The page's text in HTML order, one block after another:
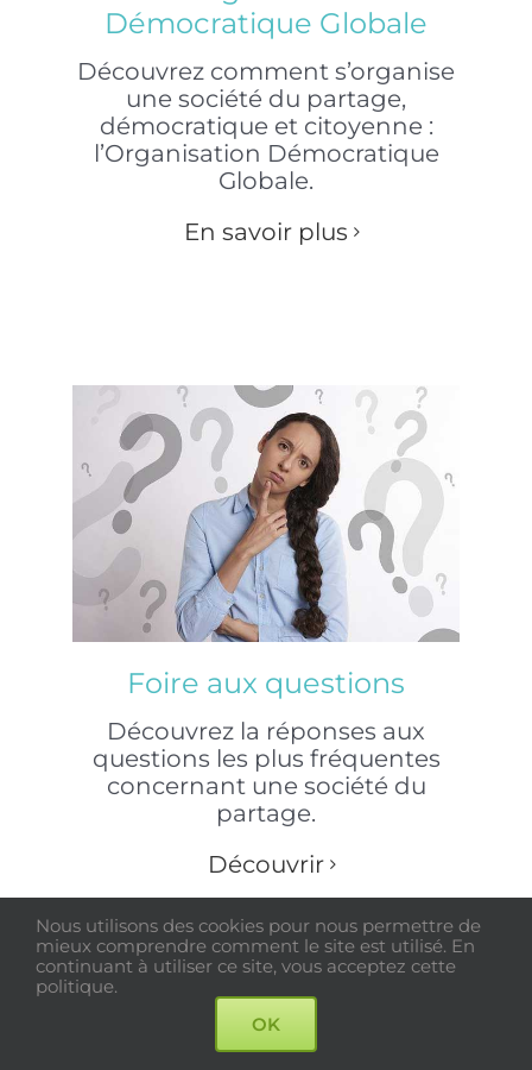
Démocratique Globale
Découvrez comment s’organise
une société du partage,
démocratique et citoyenne :
l’Organisation Démocratique
Globale.
En savoir plus
Foire aux questions
Découvrez la réponses aux
questions les plus fréquentes
concernant une société du
partage.
Découvrir
Nous utilisons des cookies pour nous permettre de
mieux comprendre comment le site est utilisé. En
continuant à utiliser ce site, vous acceptez cette
politique.
OK